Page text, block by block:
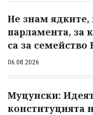
Не знам ядките,
парламента, за
са за семейство
06.08.2026
Муцунски:
конституцията